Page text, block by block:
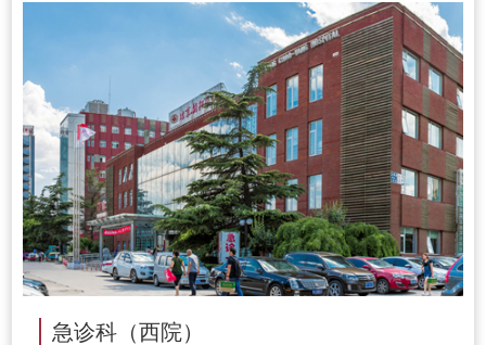
急诊科（西院）